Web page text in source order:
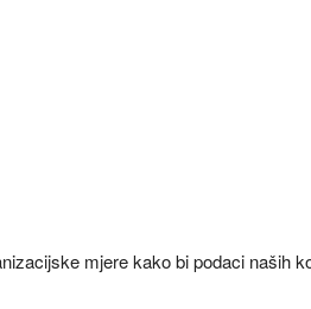
mjere kako bi podaci naših